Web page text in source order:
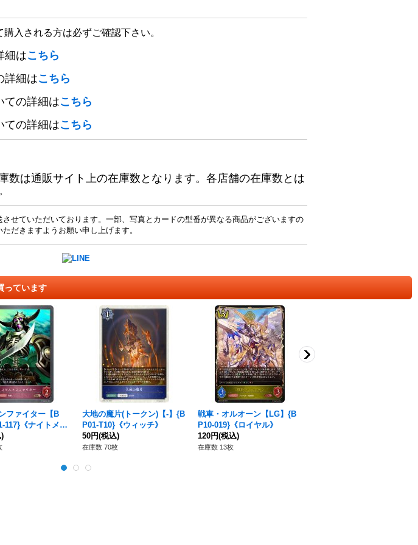
入される方は必ずご確認下さい。
細はこちら
詳細はこちら
ての詳細はこちら
ての詳細はこちら
数は通販サイト上の在庫数となります。各店舗の在庫数とは
せていただいております。一部、写真とカードの型番が異なる商品がございますの
だきますようお願い申し上げます。
っています
ファイター【B
117}《ナイトメ
大地の魔片(トークン)【-】{B
P01-T10}《ウィッチ》
50円(税込)
在庫数 70枚
戦車・オルオーン【LG】{B
P10-019}《ロイヤル》
120円(税込)
在庫数 13枚